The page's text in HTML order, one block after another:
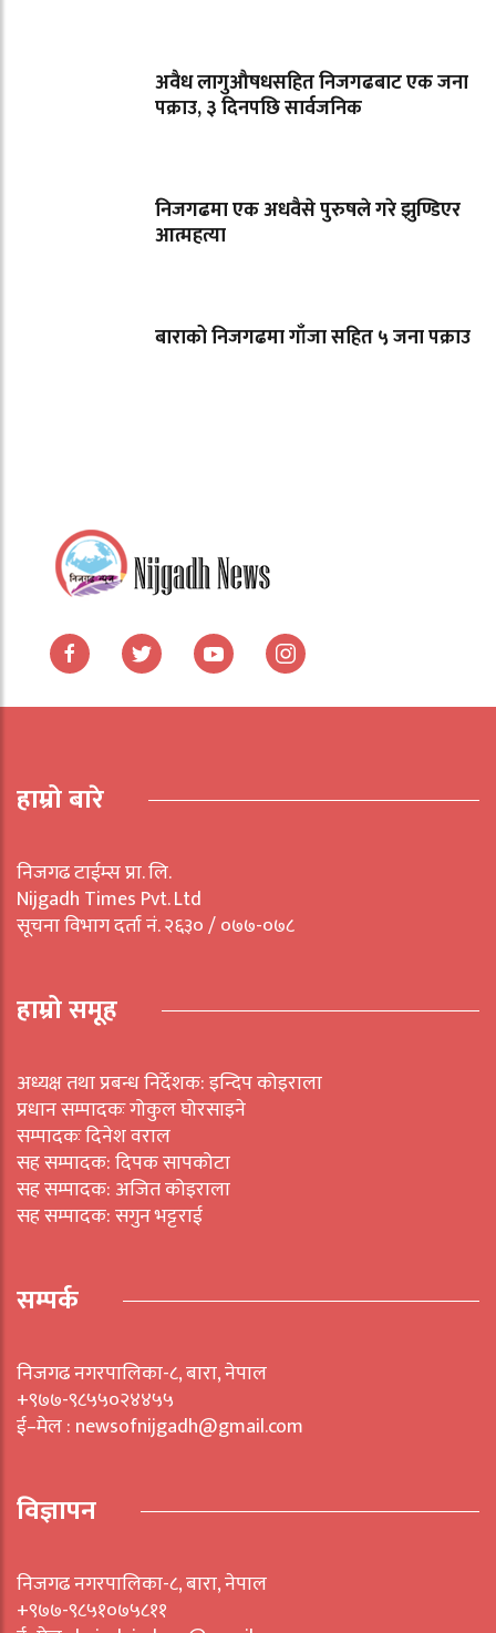
अवैध लागुऔषधसहित निजगढबाट एक जना
पक्राउ, ३ दिनपछि सार्वजनिक
निजगढमा एक अधवैसे पुरुषले गरे झुण्डिएर
आत्महत्या
बाराको निजगढमा गाँजा सहित ५ जना पक्राउ
हाम्रो बारे
निजगढ टाईम्स प्रा. लि.
Nijgadh Times Pvt. Ltd
सूचना विभाग दर्ता नं. २६३० / ०७७-०७८
हाम्रो समूह
अध्यक्ष तथा प्रबन्ध निर्देशक: इन्दिप कोइराला
प्रधान सम्पादकः गोकुल घोरसाइने
सम्पादकः दिनेश वराल
सह सम्पादक: दिपक सापकोटा
सह सम्पादक: अजित कोइराला
सह सम्पादक: सगुन भट्टराई
सम्पर्क
निजगढ नगरपालिका-८, बारा, नेपाल
+९७७-९८५५०२४४५५
ई–मेल : newsofnijgadh@gmail.com
विज्ञापन
निजगढ नगरपालिका-८, बारा, नेपाल
+९७७-९८५१०७५८११